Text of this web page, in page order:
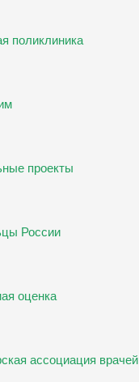
поликлиника
проекты
России
оценка
ассоциация врачей